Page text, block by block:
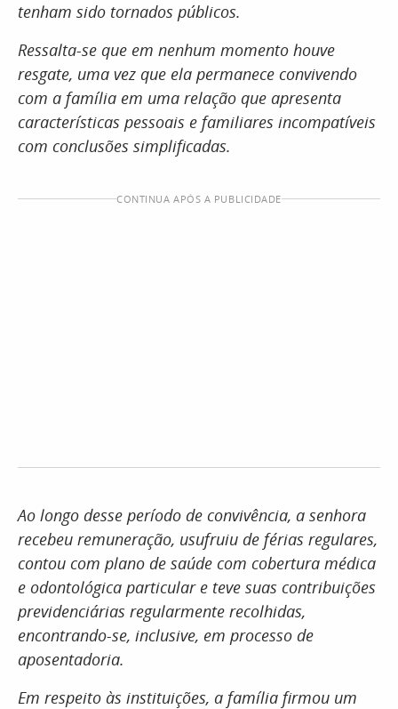
tenham sido tornados públicos.
Ressalta-se que em nenhum momento houve
resgate, uma vez que ela permanece convivendo
com a família em uma relação que apresenta
características pessoais e familiares incompatíveis
com conclusões simplificadas.
CONTINUA APÓS A PUBLICIDADE
Ao longo desse período de convivência, a senhora
recebeu remuneração, usufruiu de férias regulares,
contou com plano de saúde com cobertura médica
e odontológica particular e teve suas contribuições
previdenciárias regularmente recolhidas,
encontrando-se, inclusive, em processo de
aposentadoria.
Em respeito às instituições, a família firmou um